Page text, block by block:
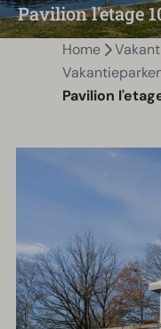
Pavilion l'etage
Home
Pavilion